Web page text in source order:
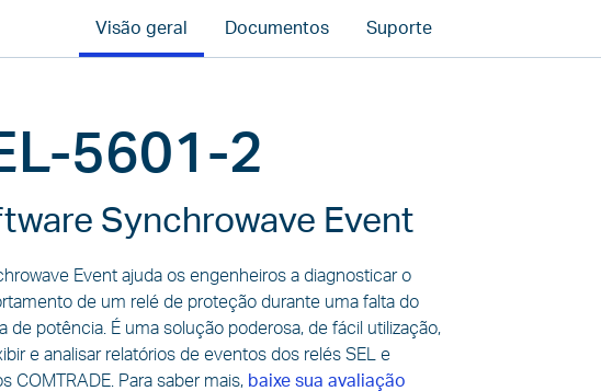
COMPARTILHAR
Play
Video
Visão geral Documentos Suporte
5601-2
Synchrowave Event
Event ajuda os engenheiros a diagnosticar o
de um relé de proteção durante uma falta do
de potência. É uma solução poderosa, de fácil utilização,
e analisar relatórios de eventos dos relés SEL e
COMTRADE. Para saber mais, baixe sua avaliação